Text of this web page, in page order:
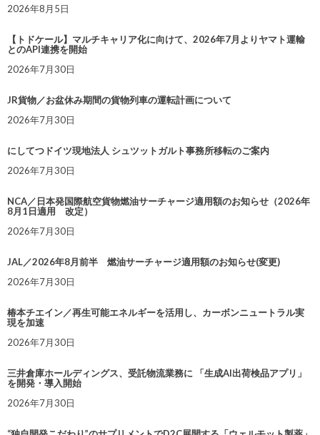
2026年8月5日
【トドケール】マルチキャリア化に向けて、2026年7月よりヤマト運輸
とのAPI連携を開始
2026年7月30日
JR貨物／お盆休み期間の貨物列車の運転計画について
2026年7月30日
にしてつドイツ現地法人 シュツットガルト事務所移転のご案内
2026年7月30日
NCA／日本発国際航空貨物燃油サーチャージ適用額のお知らせ（2026年
8月1日適用 改定）
2026年7月30日
JAL／2026年8月前半 燃油サーチャージ適用額のお知らせ(変更)
2026年7月30日
椿本チエイン／再生可能エネルギーを活用し、カーボンニュートラル実
現を加速
2026年7月30日
三井倉庫ホールディングス、受託物流業務に 「生成AI出荷検品アプリ」
を開発・導入開始
2026年7月30日